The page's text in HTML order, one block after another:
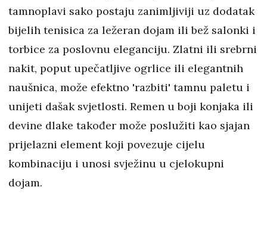
tamnoplavi sako postaju zanimljiviji uz dodatak
bijelih tenisica za ležeran dojam ili bež salonki i
torbice za poslovnu eleganciju. Zlatni ili srebrni
nakit, poput upečatljive ogrlice ili elegantnih
naušnica, može efektno 'razbiti' tamnu paletu i
unijeti dašak svjetlosti. Remen u boji konjaka ili
devine dlake također može poslužiti kao sjajan
prijelazni element koji povezuje cijelu
kombinaciju i unosi svježinu u cjelokupni
dojam.